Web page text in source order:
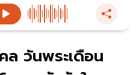
วันพระเดือน